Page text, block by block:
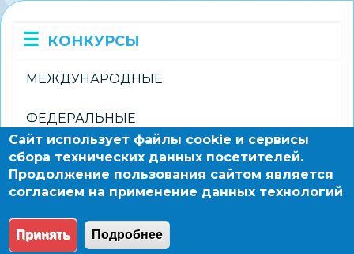
КОНКУРСЫ
МЕЖДУНАРОДНЫЕ
ФЕДЕРАЛЬНЫЕ
РЕГИОНАЛЬНЫЕ
ГОРОДСКИЕ
Сайт использует файлы cookie и сервисы
сбора технических данных посетителей.
Продолжение пользования сайтом является
согласием на применение данных технологий
Принять Подробнее